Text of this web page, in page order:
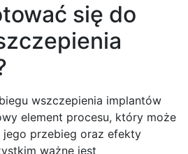
się do
wszczepienia implantów
element procesu, który może
jego przebieg oraz efekty
ważne jest